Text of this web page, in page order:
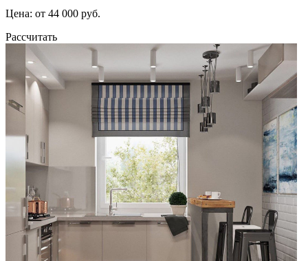
Цена: от 44 000 руб.
Рассчитать